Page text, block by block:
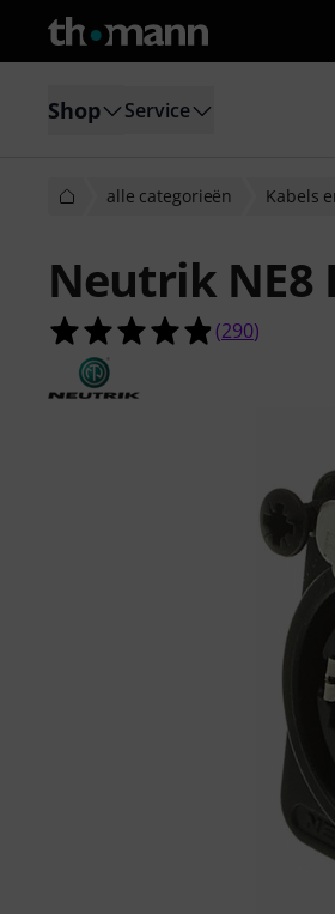
Shop Service
alle categorieën Kabels
Neutrik NE8
4.9 van de 5
(290)